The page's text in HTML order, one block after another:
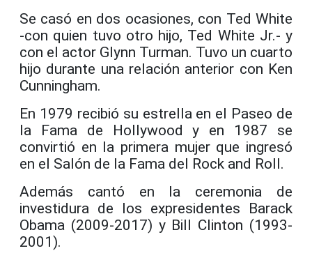
Se casó en dos ocasiones, con Ted White
-con quien tuvo otro hijo, Ted White Jr.- y
con el actor Glynn Turman. Tuvo un cuarto
hijo durante una relación anterior con Ken
Cunningham.
En 1979 recibió su estrella en el Paseo de
la Fama de Hollywood y en 1987 se
convirtió en la primera mujer que ingresó
en el Salón de la Fama del Rock and Roll.
Además cantó en la ceremonia de
investidura de los expresidentes Barack
Obama (2009-2017) y Bill Clinton (1993-
2001).